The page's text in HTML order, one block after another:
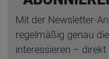
Mit der Newsletter-
regelmäßig genau
interessieren –